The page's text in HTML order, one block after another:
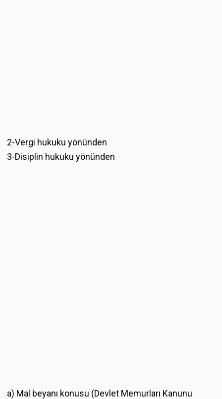
2-Vergi hukuku yönünden
3-Disiplin hukuku yönünden
a) Mal beyanı konusu (Devlet Memurları Kanunu